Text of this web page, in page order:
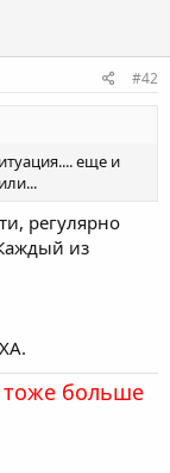
#42
еще и
регулярно
из
тоже больше